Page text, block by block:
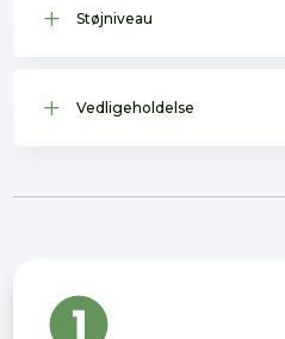
L Støjniveau
L Vedligeholdelse